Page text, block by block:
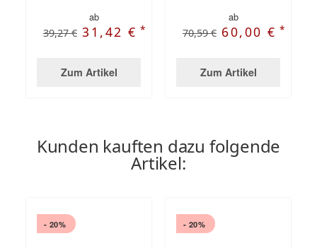
ab
39,27 € 31,42 €*
Zum Artikel
ab
70,59 € 60,00 €*
Zum Artikel
Kunden kauften dazu folgende
Artikel:
- 20% - 20%